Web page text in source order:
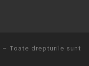
– Toate drepturile sunt